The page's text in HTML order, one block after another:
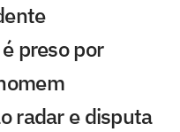
preso por
radar e disputa